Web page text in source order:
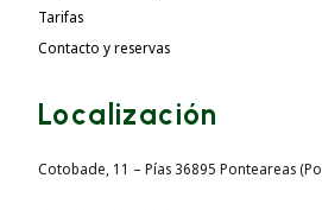
Tarifas
Contacto y reservas
Localización
Cotobade, 11 – Pías 36895 Ponteareas